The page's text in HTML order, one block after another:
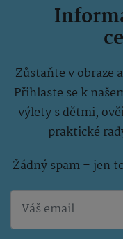
Zůstaňte v obraze
Přihlaste se k
výlety s dětmi,
praktické
Žádný spam – jen